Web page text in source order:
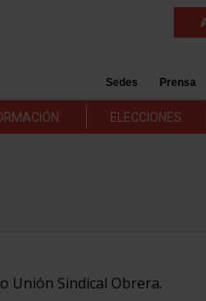
Sedes Prensa
ELECCIONES
Unión Sindical Obrera.